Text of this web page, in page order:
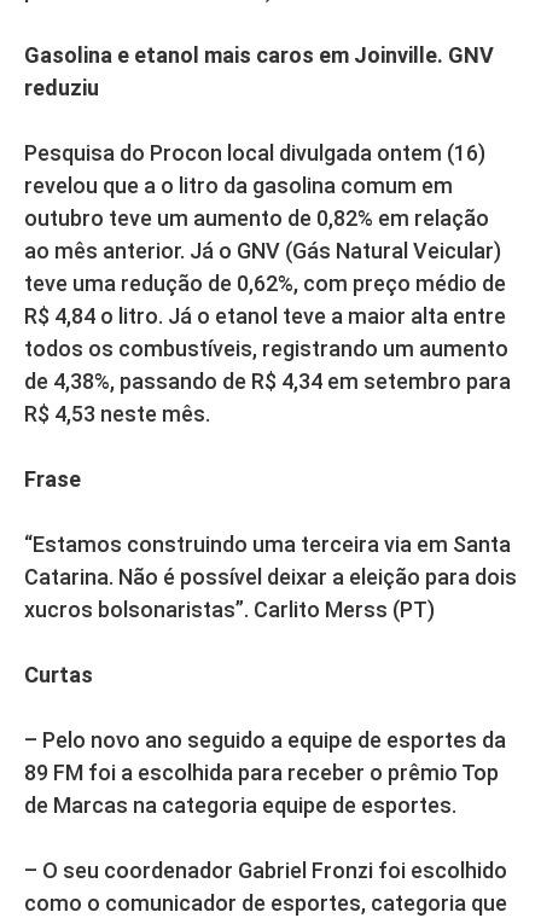
Gasolina e etanol mais caros em Joinville. GNV
reduziu
Pesquisa do Procon local divulgada ontem (16)
revelou que a o litro da gasolina comum em
outubro teve um aumento de 0,82% em relação
ao mês anterior. Já o GNV (Gás Natural Veicular)
teve uma redução de 0,62%, com preço médio de
R$ 4,84 o litro. Já o etanol teve a maior alta entre
todos os combustíveis, registrando um aumento
de 4,38%, passando de R$ 4,34 em setembro para
R$ 4,53 neste mês.
Frase
“Estamos construindo uma terceira via em Santa
Catarina. Não é possível deixar a eleição para dois
xucros bolsonaristas”. Carlito Merss (PT)
Curtas
– Pelo novo ano seguido a equipe de esportes da
89 FM foi a escolhida para receber o prêmio Top
de Marcas na categoria equipe de esportes.
– O seu coordenador Gabriel Fronzi foi escolhido
como o comunicador de esportes, categoria que